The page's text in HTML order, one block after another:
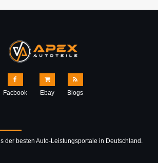
Facbook Ebay Blogs
der besten Auto-Leistungsportale in Deutschland.